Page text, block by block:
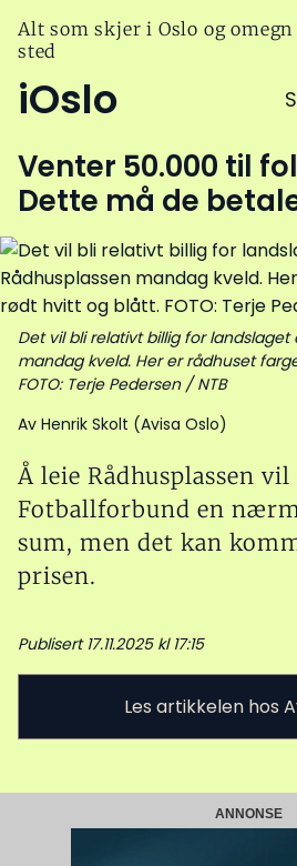
Alt som skjer i Oslo og
sted
iOslo
Venter 50.000 til
Dette må de
Det vil bli relativt billig for landslaget
mandag kveld. Her er rådhuset
FOTO: Terje Pedersen / NTB
Av Henrik Skolt (Avisa Oslo)
Å leie Rådhusplassen
Fotballforbund en
sum, men det kan
prisen.
Publisert 17.11.2025 kl 17:15
Les artikkelen hos
ANNONSE